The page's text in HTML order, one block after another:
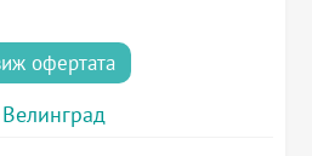
офертата
Велинград